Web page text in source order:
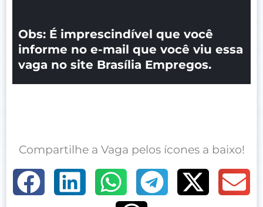
Obs: É imprescindível que você
informe no e-mail que você viu essa
vaga no site Brasília Empregos.
Compartilhe a Vaga pelos ícones a baixo!